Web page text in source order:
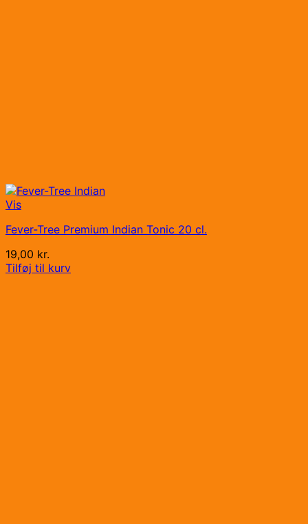
Vis
Fever-Tree Premium Indian Tonic 20 cl.
19,00 kr.
Tilføj til kurv